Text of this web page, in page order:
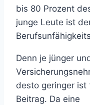
bis 80 Prozent
junge Leute ist
Denn je jünger
desto geringer ist
Beitrag. Da eine